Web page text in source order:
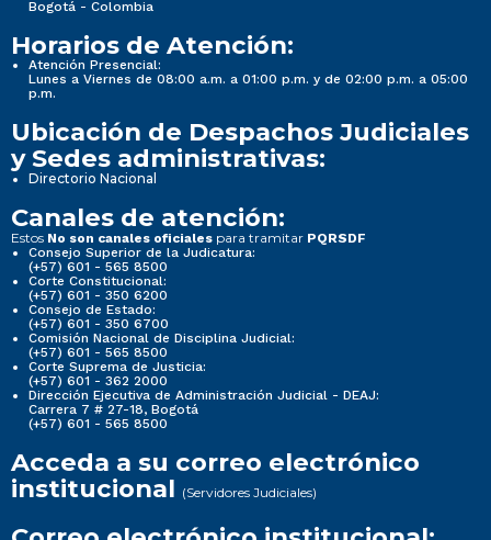
Bogotá - Colombia
Horarios de Atención:
Atención Presencial:
Lunes a Viernes de 08:00 a.m. a 01:00 p.m. y de 02:00 p.m. a 05:00
p.m.
Ubicación de Despachos Judiciales
y Sedes administrativas:
Directorio Nacional
Canales de atención:
Estos No son canales oficiales para tramitar PQRSDF
Consejo Superior de la Judicatura:
(+57) 601 - 565 8500
Corte Constitucional:
(+57) 601 - 350 6200
Consejo de Estado:
(+57) 601 - 350 6700
Comisión Nacional de Disciplina Judicial:
(+57) 601 - 565 8500
Corte Suprema de Justicia:
(+57) 601 - 362 2000
Dirección Ejecutiva de Administración Judicial - DEAJ:
Carrera 7 # 27-18, Bogotá
(+57) 601 - 565 8500
Acceda a su correo electrónico
institucional (Servidores Judiciales)